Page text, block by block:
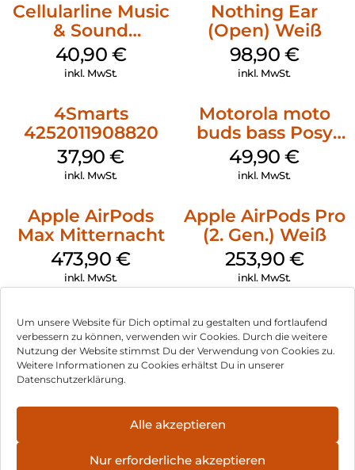
Um unsere Website für Dich optimal zu gestalten und fortlaufend
verbessern zu können, verwenden wir Cookies. Durch die weitere
Nutzung der Website stimmst Du der Verwendung von Cookies zu.
Weitere Informationen zu Cookies erhältst Du in unserer
Datenschutzerklärung.
Alle akzeptieren
Nur erforderliche akzeptieren
Cellularline Music
& Sound
Bluetooth
Headphone MAXI
40,90 €
inkl. MwSt.
Nothing Ear
(Open) Weiß
98,90 €
inkl. MwSt.
4Smarts
4252011908820
37,90€
inkl. MwSt.
Motorola moto
buds bass Posy
Green
49,90€
inkl. MwSt.
Apple AirPods
Max Mitternacht
473,90€
inkl. MwSt.
Apple AirPods Pro
(2. Gen.) Weiß
253,90 €
inkl. MwSt.
Impressum